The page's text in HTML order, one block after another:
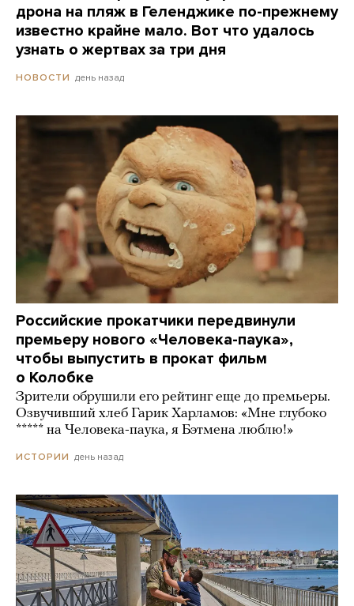
дрона на пляж в Геленджике по-прежнему
известно крайне мало. Вот что удалось
узнать о жертвах за три дня
НОВОСТИ день назад
Российские прокатчики передвинули
премьеру нового «Человека-паука»,
чтобы выпустить в прокат фильм
о Колобке
Зрители обрушили его рейтинг еще до премьеры.
Озвучивший хлеб Гарик Харламов: «Мне глубоко
***** на Человека-паука, я Бэтмена люблю!»
ИСТОРИИ день назад